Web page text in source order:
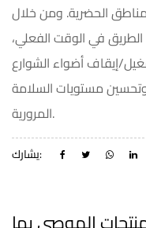
الحضرية. ومن خلال
في الوقت الفعلي،
إيقاف أضواء الشوارع
وتحسين مستويات السلامة
المرورية.
يشارك: